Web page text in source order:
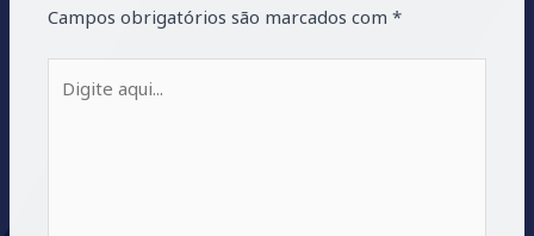
Campos obrigatórios são marcados com*
aqui...